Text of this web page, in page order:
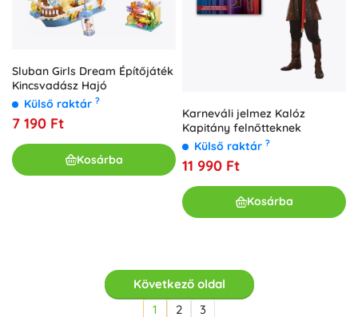
Sluban Girls Dream Építőjáték
Kincsvadász Hajó
Külső raktár ?
7 190 Ft
Kosárba
Karneváli jelmez Kalóz
Kapitány felnőtteknek
Külső raktár ?
11 990 Ft
Kosárba
Következő oldal
1
2 3